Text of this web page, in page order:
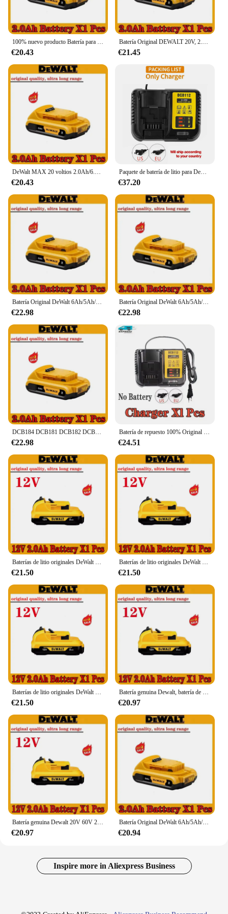
100% nuevo producto Batería para herramientas eléctricas Dewalt, 6000 mAh, 20 V, 6,0 Ah, DCB206, 20 V, DCB205, DCB204-2, DCB2001
€20.43
Batería Original DEWALT 20V, 2.0-6.0AH, batería recargable de iones de litio, DCB115, DCB118, batería de herramienta DEWALT + cargador
€21.45
DeWalt MAX 20 voltios 2.0Ah/6.0Ah batería de iones de litio de repuesto DeWalt DCB200 DCB205 DCB201 DCB203 batería de herramienta eléctrica con cargador
€20.43
Paquete de batería de litio para DeWalt, 20 V, 20 V, máx. 6,0 Ah, DCB206-2, DCB200, DCB182, DCB180, DCB181, DCB182, DCB201, 1 a 3 unidades
€37.20
Batería Original DeWalt 6Ah/5Ah/2Ah 20V reemplazable DCD887 DCD805 DCF860 Dcd796 DCG406 DCF880 DCF512 DCD805 batería de herramientas eléctricas
€22.98
Batería Original DeWalt 6Ah/5Ah/2Ah 20V reemplazable DCD887 DCD805 DCF860 Dcd796 DCG406 DCF880 DCF512 DCD805 batería de herramientas eléctricas
€22.98
DCB184 DCB181 DCB182 DCB200 5A 6A 9A 60V 20V 18V batería de litio 20V 9.0Ah MAX batería de litio reemplazo de herramienta eléctrica
€22.98
Batería de repuesto 100% Original para DeWalt, herramienta eléctrica de 20V, 6.0Ah, DCB184, DCB181, DCB182, DCB200, 20V, 8A, 6A, 18v, 20V
€24.51
Baterías de litio originales DeWalt 12V/20V/60V 2Ah/5Ah/6Ah/9Ah adecuadas DCB184 DCB181 DCB182 DCB200 batería de herramienta de repuesto
€21.50
Baterías de litio originales DeWalt de 20V/60V, 9Ah, 12V, 2Ah/5Ah/6Ah/9Ah, adecuadas para herramientas de repuesto DCB184 DCB181 DCB182 DCB200
€21.50
Baterías de litio originales DeWalt de 12V/20V/60V, 2Ah/5Ah/6Ah/9Ah18650, adecuadas para herramientas de repuesto DCB184 DCB181 DCB182 DCB200
€21.50
Batería genuina Dewalt, batería de herramienta eléctrica de 20V, 60V, 2Ah/5Ah/6Ah/9Ah, DCB200MAX, DCB606, DCB205, DCB206, DCB209, DCB182, serie
€20.97
Batería genuina Dewalt 20V 60V 2Ah/5Ah/6Ah/9Ah para dewalt dcf850 dcf887 dcf922 DCB182 DCB205-2 DCB206-2 batería de herramienta eléctrica
€20.97
Batería Original DeWalt 6Ah/5Ah/2Ah 20V reemplazable DCD887 DCD805 DCF860 Dcd796 DCG406 DCF880 DCF512 DCD805 batería de herramientas eléctricas
€20.94
Inspire more in Aliexpress Business